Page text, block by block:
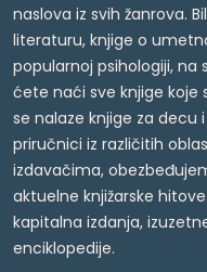
naslova iz svih žanrova.
literaturu, knjige o
popularnoj psihologiji, na
ćete naći sve knjige koje
se nalaze knjige za decu
priručnici iz različitih
izdavačima,
aktuelne knjižarske
kapitalna izdanja,
enciklopedije.